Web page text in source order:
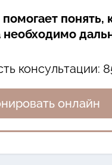
консультации:
онлайн